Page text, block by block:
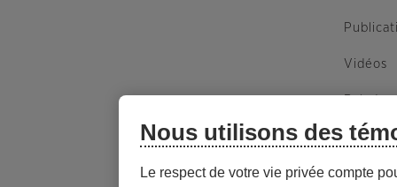
Vidéos
Balados
Plan
Nous utilisons des
Le respect de votre vie privée compte